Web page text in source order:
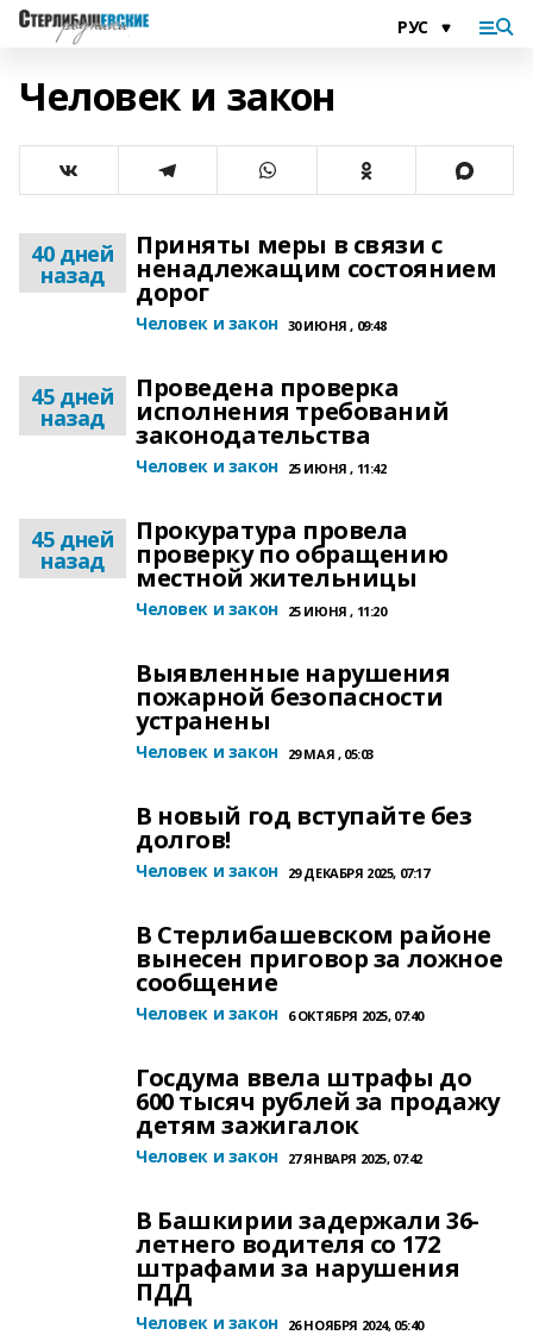
Человек и закон
40 дней
назад
Приняты меры в связи с
ненадлежащим состоянием
дорог
Человек и закон 30 ИЮНЯ , 09:48
45 дней
назад
Проведена проверка
исполнения требований
законодательства
Человек и закон 25 ИЮНЯ , 11:42
45 дней
назад
Прокуратура провела
проверку по обращению
местной жительницы
Человек и закон 25 ИЮНЯ , 11:20
Выявленные нарушения
пожарной безопасности
устранены
Человек и закон 29 МАЯ , 05:03
В новый год вступайте без
долгов!
Человек и закон 29 ДЕКАБРЯ 2025, 07:17
В Стерлибашевском районе
вынесен приговор за ложное
сообщение
Человек и закон 6 ОКТЯБРЯ 2025, 07:40
Госдума ввела штрафы до
600 тысяч рублей за продажу
детям зажигалок
Человек и закон 27 ЯНВАРЯ 2025, 07:42
В Башкирии задержали 36-
летнего водителя со 172
штрафами за нарушения
ПДД
Человек и закон 26 НОЯБРЯ 2024, 05:40